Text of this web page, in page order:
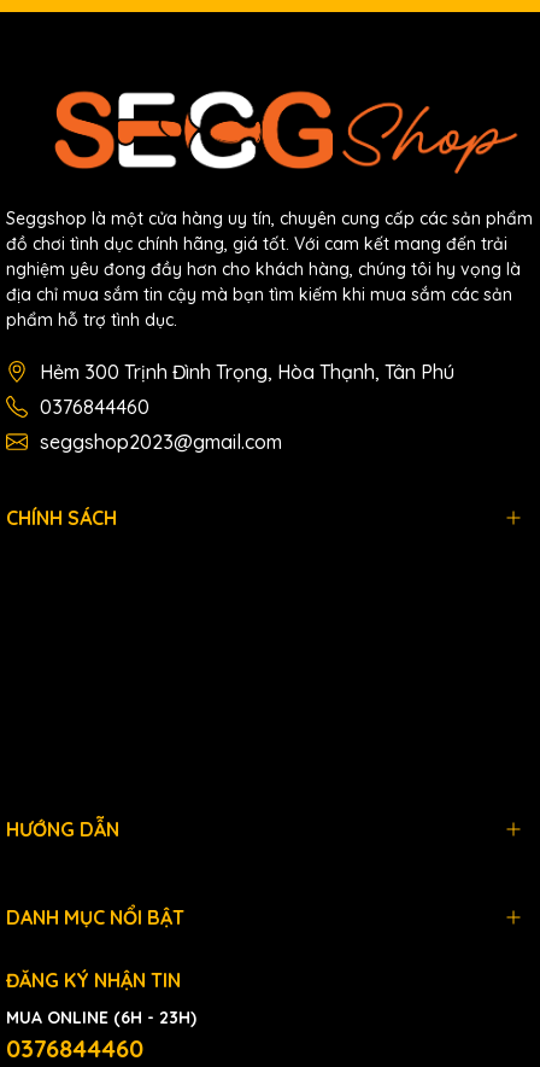
Seggshop là một cửa hàng uy tín, chuyên cung cấp các sản phẩm
đồ chơi tình dục chính hãng, giá tốt. Với cam kết mang đến trải
nghiệm yêu đong đầy hơn cho khách hàng, chúng tôi hy vọng là
địa chỉ mua sắm tin cậy mà bạn tìm kiếm khi mua sắm các sản
phẩm hỗ trợ tình dục.
Hẻm 300 Trịnh Đình Trọng, Hòa Thạnh, Tân Phú
0376844460
seggshop2023@gmail.com
CHÍNH SÁCH
HƯỚNG DẪN
DANH MỤC NỔI BẬT
ĐĂNG KÝ NHẬN TIN
MUA ONLINE (6H - 23H)
0376844460